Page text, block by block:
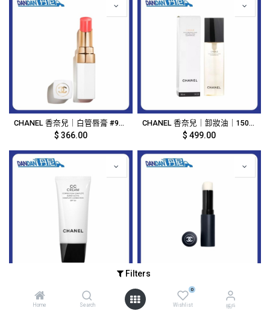
Filters
Home Search
0
Wishlist 帳戶
CHANEL 香奈兒｜白管唇膏 #916｜15935
$ 366.00
CHANEL 香奈兒｜卸妝油｜150ml｜15608
$ 499.00
498.00 $366.00